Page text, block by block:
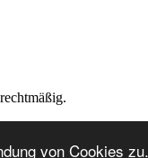
von Cookies zu.